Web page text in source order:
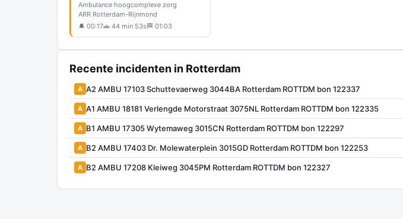
Ambulance hoogcomplexe zorg
ARR Rotterdam-Rijnmond
🔔 00:17🚗 44 min 53s 🏁 01:03
Recente incidenten in Rotterdam
A A2 AMBU 17103 Schuttevaerweg 3044BA Rotterdam ROTTDM bon 122337
A A1 AMBU 18181 Verlengde Motorstraat 3075NL Rotterdam ROTTDM bon 122335
A B1 AMBU 17305 Wytemaweg 3015CN Rotterdam ROTTDM bon 122297
A B2 AMBU 17403 Dr. Molewaterplein 3015GD Rotterdam ROTTDM bon 122253
A B2 AMBU 17208 Kleiweg 3045PM Rotterdam ROTTDM bon 122327